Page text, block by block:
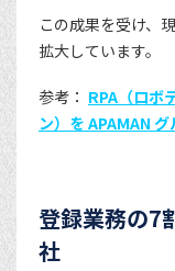
この成果を受け、
拡大しています。
参考： RPA（ロボ
ン）を APAMAN
登録業務の7
社